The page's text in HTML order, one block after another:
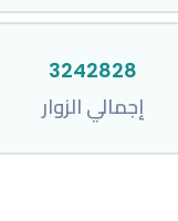
3242828
إجمالي الزوار